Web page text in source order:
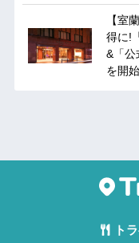
【室
得に!
&「
を開始
ト